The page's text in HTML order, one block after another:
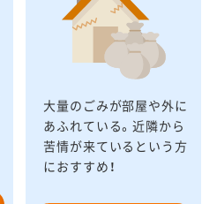
大量のごみが部屋や外に
あふれている。近隣から
苦情が来ているという方
におすすめ！